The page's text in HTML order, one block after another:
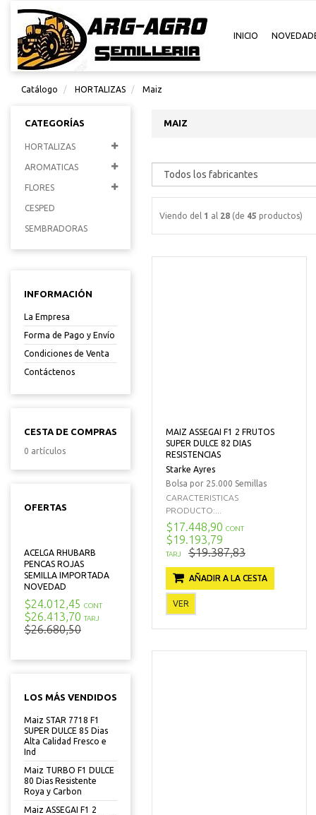
INICIO
Catálogo HORTALIZAS Maiz
CATEGORÍAS
HORTALIZAS
AROMATICAS
FLORES
CESPED
SEMBRADORAS
INFORMACIÓN
La Empresa
Forma de Pago y Envío
Condiciones de Venta
Contáctenos
CESTA DE COMPRAS
0 artículos
OFERTAS
ACELGA RHUBARB
PENCAS ROJAS
SEMILLA IMPORTADA
NOVEDAD
$24.012,45 CONT
$26.413,70 TARJ
$26.680,50
LOS MÁS VENDIDOS
Maiz STAR 7718 F1
SUPER DULCE 85 Dias
Alta Calidad Fresco e
Ind
Maiz TURBO F1 DULCE
80 Dias Resistente
Roya y Carbon
Maiz ASSEGAI F1 2
MAIZ
Viendo del 1 al 28 (de 45 productos)
MAIZ ASSEGAI F1 2 FRUTOS
SUPER DULCE 82 DIAS
RESISTENCIAS
Starke Ayres
Bolsa por 25.000 Semillas
CARACTERISTICAS
PRODUCTO:...
$17.448,90 CONT
$19.193,79
TARJ $19.387,83
AÑADIR A LA CESTA
VER